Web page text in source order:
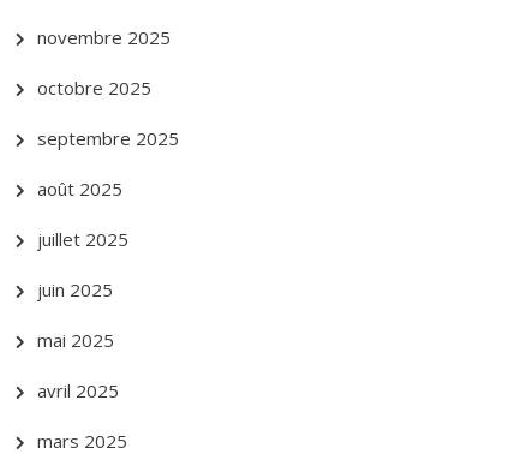
novembre 2025
octobre 2025
septembre 2025
août 2025
juillet 2025
juin 2025
mai 2025
avril 2025
mars 2025